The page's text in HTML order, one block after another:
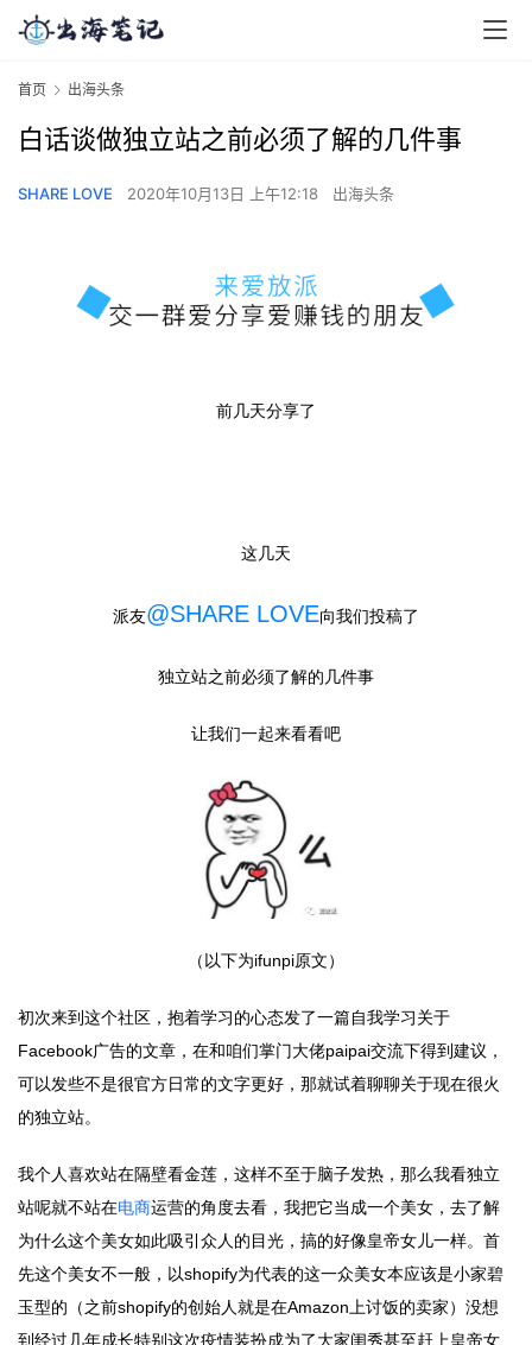
首页 出海头条
白话谈做独立站之前必须了解的几件事
SHARE LOVE 2020年10月13日 上午12:18 出海头条
前几天分享了
这几天
派友@SHARE LOVE向我们投稿了
独立站之前必须了解的几件事
让我们一起来看看吧
（以下为ifunpi原文）
初次来到这个社区，抱着学习的心态发了一篇自我学习关于
Facebook广告的文章，在和咱们掌门大佬paipai交流下得到建议，
可以发些不是很官方日常的文字更好，那就试着聊聊关于现在很火
的独立站。
我个人喜欢站在隔壁看金莲，这样不至于脑子发热，那么我看独立
站呢就不站在电商运营的角度去看，我把它当成一个美女，去了解
为什么这个美女如此吸引众人的目光，搞的好像皇帝女儿一样。首
先这个美女不一般，以shopify为代表的这一众美女本应该是小家碧
玉型的（之前shopify的创始人就是在Amazon上讨饭的卖家）没想
到经过几年成长特别这次疫情装扮成为了大家闺秀甚至赶上皇帝女